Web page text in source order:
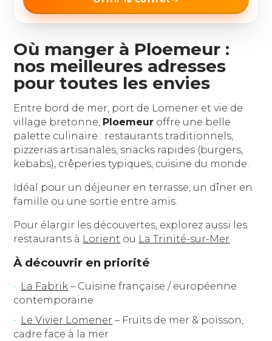
Où manger à Ploemeur :
nos meilleures adresses
pour toutes les envies
Entre bord de mer, port de Lomener et vie de
village bretonne, Ploemeur offre une belle
palette culinaire : restaurants traditionnels,
pizzerias artisanales, snacks rapides (burgers,
kebabs), crêperies typiques, cuisine du monde.
Idéal pour un déjeuner en terrasse, un dîner en
famille ou une sortie entre amis.
Pour élargir les découvertes, explorez aussi les
restaurants à Lorient ou La Trinité-sur-Mer.
À découvrir en priorité
La Fabrik – Cuisine française / européenne
contemporaine
Le Vivier Lomener – Fruits de mer & poisson,
cadre face à la mer